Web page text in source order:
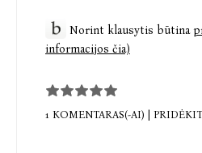
Norint klausytis būtina
informacijos čia)
1 KOMENTARAS(-AI)